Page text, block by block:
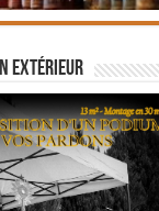
extérieur